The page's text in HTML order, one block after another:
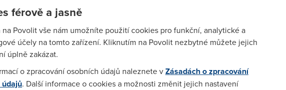
nepoužívá, takže je to v pohodě. Pravděpodobně by nefungoval na
chipsety.
férově a jasně
Povolit vše nám umožníte použití cookies pro funkční, analytické a
účely na tomto zařízení. Kliknutím na Povolit nezbytné můžete jejich
úplně zakázat.
o zpracování osobních údajů naleznete vZásadách o zpracování
. Další informace o cookies a možnosti změnit jejich nastavení